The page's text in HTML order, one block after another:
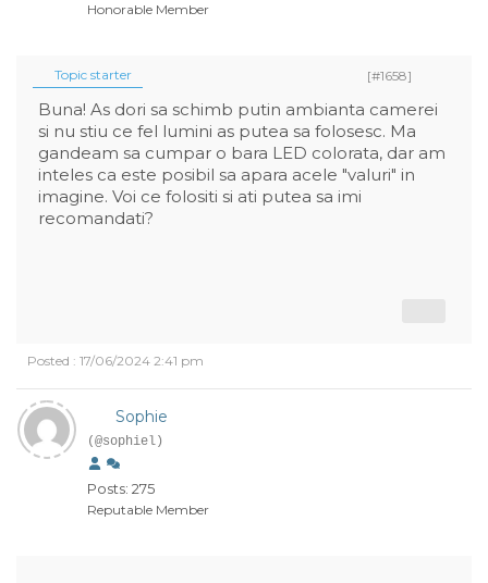
Honorable Member
Topic starter [#1658]
Buna! As dori sa schimb putin ambianta camerei
si nu stiu ce fel lumini as putea sa folosesc. Ma
gandeam sa cumpar o bara LED colorata, dar am
inteles ca este posibil sa apara acele "valuri" in
imagine. Voi ce folositi si ati putea sa imi
recomandati?
Posted : 17/06/2024 2:41 pm
Sophie
(@sophiel)
Posts: 275
Reputable Member